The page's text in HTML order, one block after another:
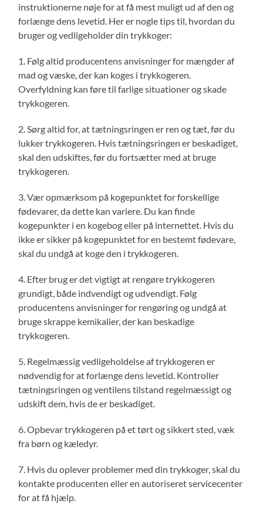
instruktionerne nøje for at få mest muligt ud af den og
forlænge dens levetid. Her er nogle tips til, hvordan du
bruger og vedligeholder din trykkoger:
1. Følg altid producentens anvisninger for mængder af
mad og væske, der kan koges i trykkogeren.
Overfyldning kan føre til farlige situationer og skade
trykkogeren.
2. Sørg altid for, at tætningsringen er ren og tæt, før du
lukker trykkogeren. Hvis tætningsringen er beskadiget,
skal den udskiftes, før du fortsætter med at bruge
trykkogeren.
3. Vær opmærksom på kogepunktet for forskellige
fødevarer, da dette kan variere. Du kan finde
kogepunkter i en kogebog eller på internettet. Hvis du
ikke er sikker på kogepunktet for en bestemt fødevare,
skal du undgå at koge den i trykkogeren.
4. Efter brug er det vigtigt at rengøre trykkogeren
grundigt, både indvendigt og udvendigt. Følg
producentens anvisninger for rengøring og undgå at
bruge skrappe kemikalier, der kan beskadige
trykkogeren.
5. Regelmæssig vedligeholdelse af trykkogeren er
nødvendig for at forlænge dens levetid. Kontroller
tætningsringen og ventilens tilstand regelmæssigt og
udskift dem, hvis de er beskadiget.
6. Opbevar trykkogeren på et tørt og sikkert sted, væk
fra børn og kæledyr.
7. Hvis du oplever problemer med din trykkoger, skal du
kontakte producenten eller en autoriseret servicecenter
for at få hjælp.